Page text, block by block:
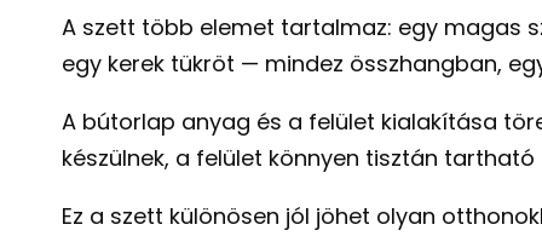
A szett több elemet tartalmaz: egy magas
egy kerek tükröt — mindez összhangban,
A bútorlap anyag és a felület kialakítása
készülnek, a felület könnyen tisztán
Ez a szett különösen jól jöhet olyan